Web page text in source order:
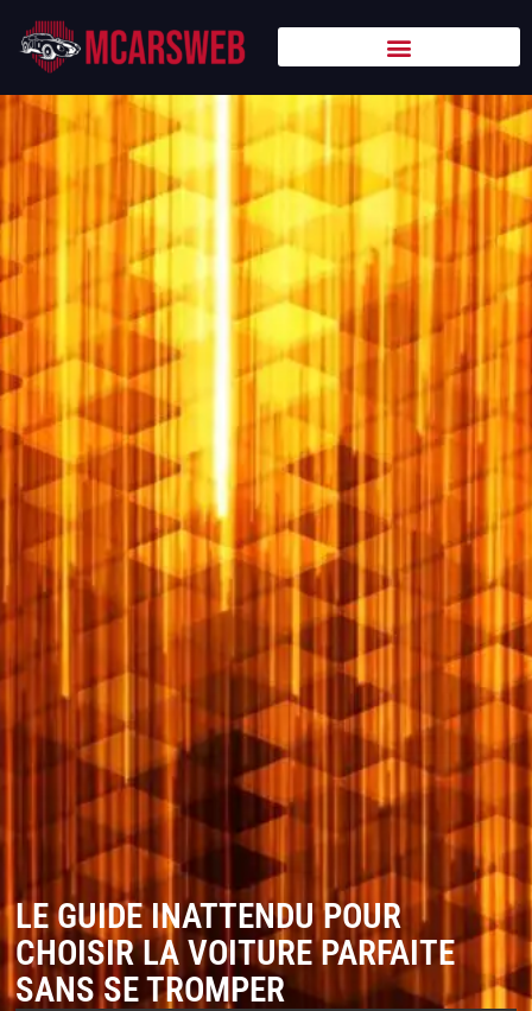
LE GUIDE INATTENDU POUR
CHOISIR LA VOITURE PARFAITE
SANS SE TROMPER